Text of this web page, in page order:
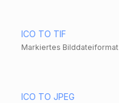
ICO TO TIF
Markiertes Bilddateiformat
ICO TO JPEG